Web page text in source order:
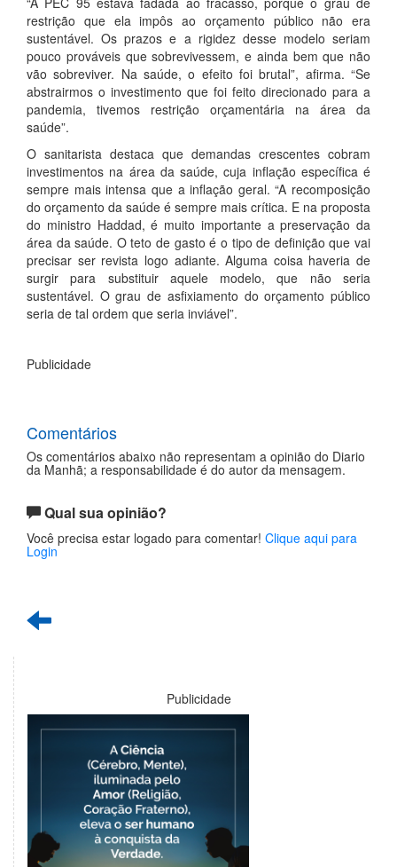
restrição que ela impôs ao orçamento público não era
sustentável. Os prazos e a rigidez desse modelo seriam
pouco prováveis que sobrevivessem, e ainda bem que não
vão sobreviver. Na saúde, o efeito foi brutal”, afirma. “Se
abstrairmos o investimento que foi feito direcionado para a
pandemia, tivemos restrição orçamentária na área da
saúde”.
O sanitarista destaca que demandas crescentes cobram
investimentos na área da saúde, cuja inflação específica é
sempre mais intensa que a inflação geral. “A recomposição
do orçamento da saúde é sempre mais crítica. E na proposta
do ministro Haddad, é muito importante a preservação da
área da saúde. O teto de gasto é o tipo de definição que vai
precisar ser revista logo adiante. Alguma coisa haveria de
surgir para substituir aquele modelo, que não seria
sustentável. O grau de asfixiamento do orçamento público
seria de tal ordem que seria inviável”.
Publicidade
Comentários
Os comentários abaixo não representam a opinião do Diario
da Manhã; a responsabilidade é do autor da mensagem.
Qual sua opinião?
Você precisa estar logado para comentar! Clique aqui para
Login
Publicidade